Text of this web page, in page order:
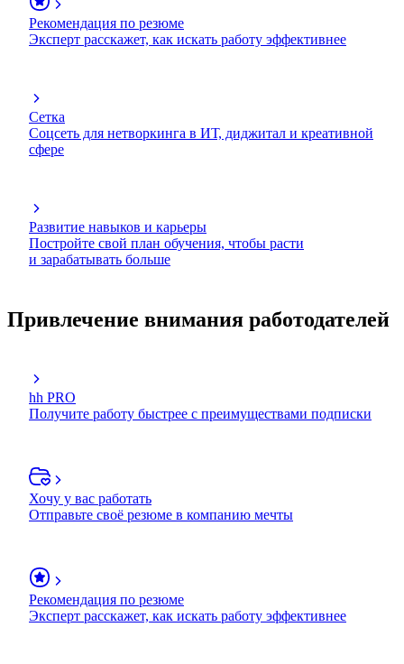
Рекомендация по резюме
Эксперт расскажет, как искать работу эффективнее
Сетка
Соцсеть для нетворкинга в ИТ, диджитал и креативной
сфере
Развитие навыков и карьеры
Постройте свой план обучения, чтобы расти
и зарабатывать больше
Привлечение внимания работодателей
hh PRO
Получите работу быстрее с преимуществами подписки
Хочу у вас работать
Отправьте своё резюме в компанию мечты
Рекомендация по резюме
Эксперт расскажет, как искать работу эффективнее